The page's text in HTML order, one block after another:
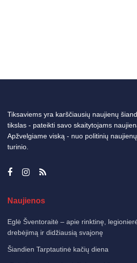
Tiksaviems yra karščiausių naujienų
tikslas - pateikti savo skaitytojams
Apžvelgiame viską - nuo politinių
turinio.
Naujienos
Eglė Šventoraitė – apie rinktinę,
drebėjimą ir didžiausią svajonę
Šiandien Tarptautinė kačių diena